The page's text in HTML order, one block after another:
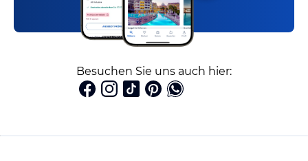
Besuchen Sie uns auch hier: